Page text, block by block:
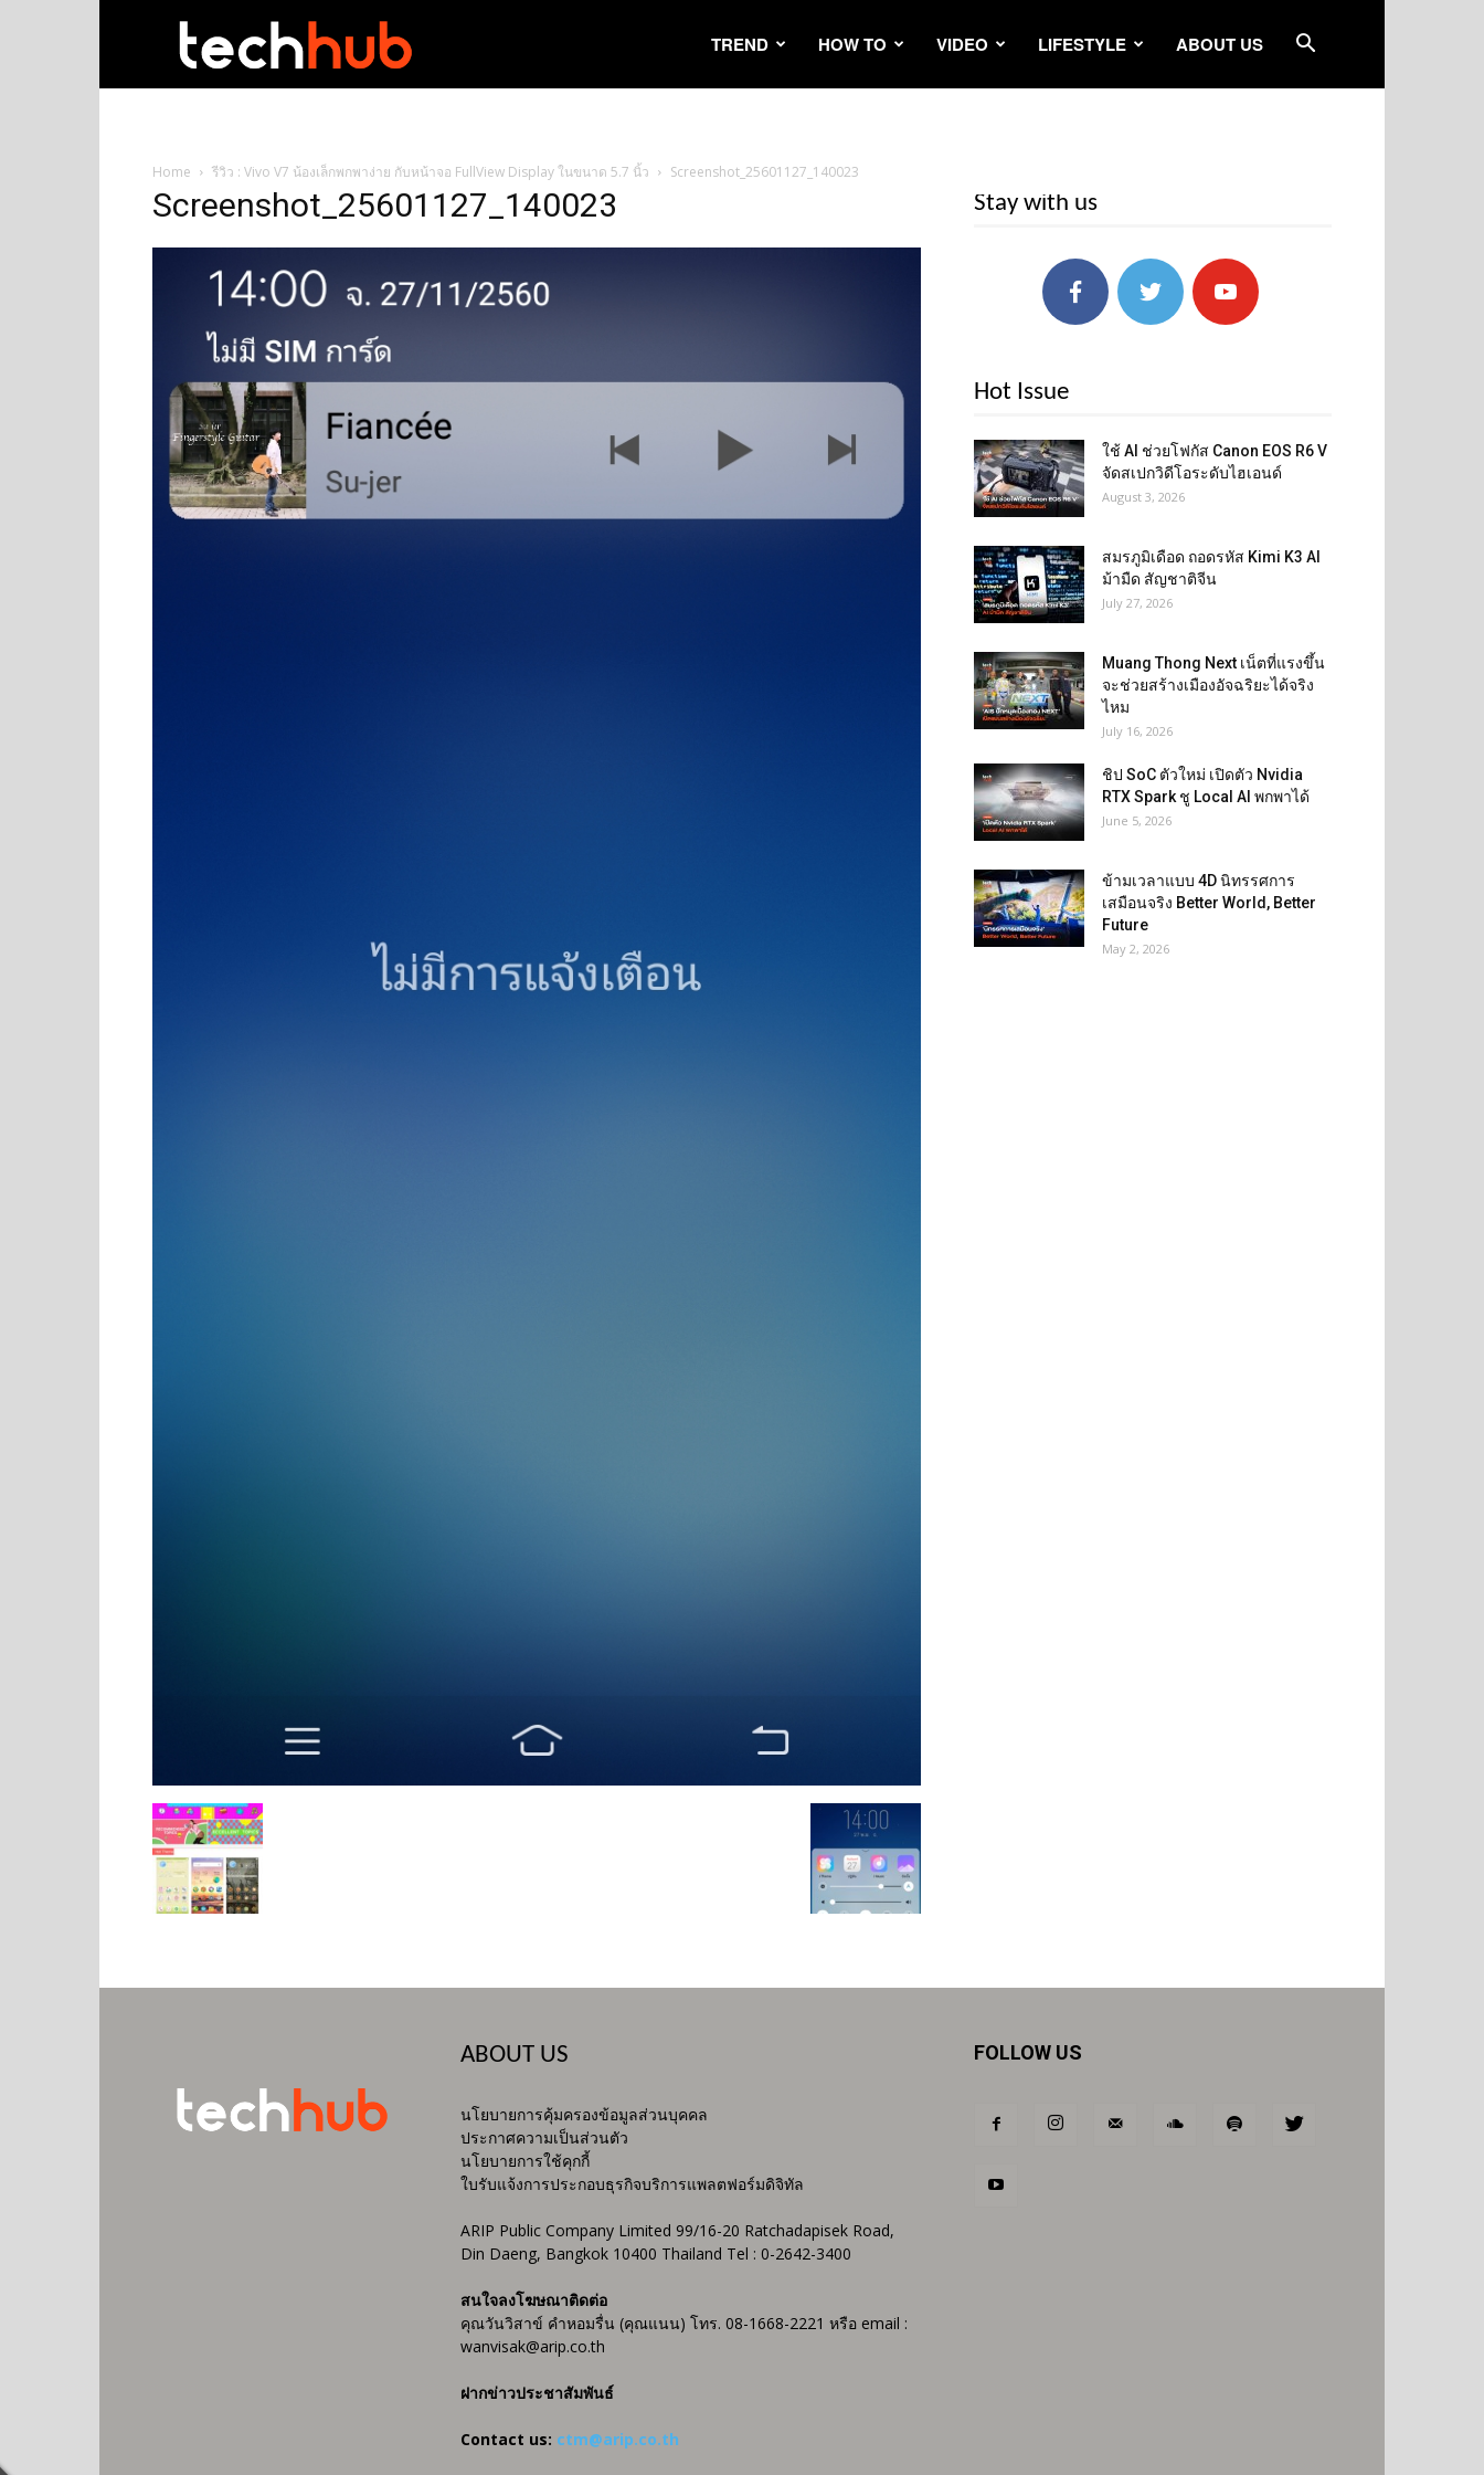
TREND HOW TO VIDEO LIFESTYLE ABOUT US
Home รีวิว : Vivo V7 น้องเล็กพกพาง่าย กับหน้าจอ FullView Display ในขนาด 5.7 นิ้ว Screenshot_25601127_140023
Screenshot_25601127_140023 Stay with us
Hot Issue
ใช้ AI ช่วยโฟกัส Canon EOS R6 V
จัดสเปกวิดีโอระดับไฮเอนด์
August 3, 2026
สมรภูมิเดือด ถอดรหัส Kimi K3 AI
ม้ามืด สัญชาติจีน
July 27, 2026
Muang Thong Next เน็ตที่แรงขึ้น
จะช่วยสร้างเมืองอัจฉริยะได้จริง
ไหม
July 16, 2026
ชิป SoC ตัวใหม่ เปิดตัว Nvidia
RTX Spark ชู Local AI พกพาได้
June 5, 2026
ข้ามเวลาแบบ 4D นิทรรศการ
เสมือนจริง Better World, Better
Future
May 2, 2026
ABOUT US
นโยบายการคุ้มครองข้อมูลส่วนบุคคล
ประกาศความเป็นส่วนตัว
นโยบายการใช้คุกกี้
ใบรับแจ้งการประกอบธุรกิจบริการแพลตฟอร์มดิจิทัล
ARIP Public Company Limited 99/16-20 Ratchadapisek Road,
Din Daeng, Bangkok 10400 Thailand Tel : 0-2642-3400
สนใจลงโฆษณาติดต่อ
คุณวันวิสาข์ คำหอมรื่น (คุณแนน) โทร. 08-1668-2221 หรือ email :
wanvisak@arip.co.th
ฝากข่าวประชาสัมพันธ์
Contact us: ctm@arip.co.th
FOLLOW US